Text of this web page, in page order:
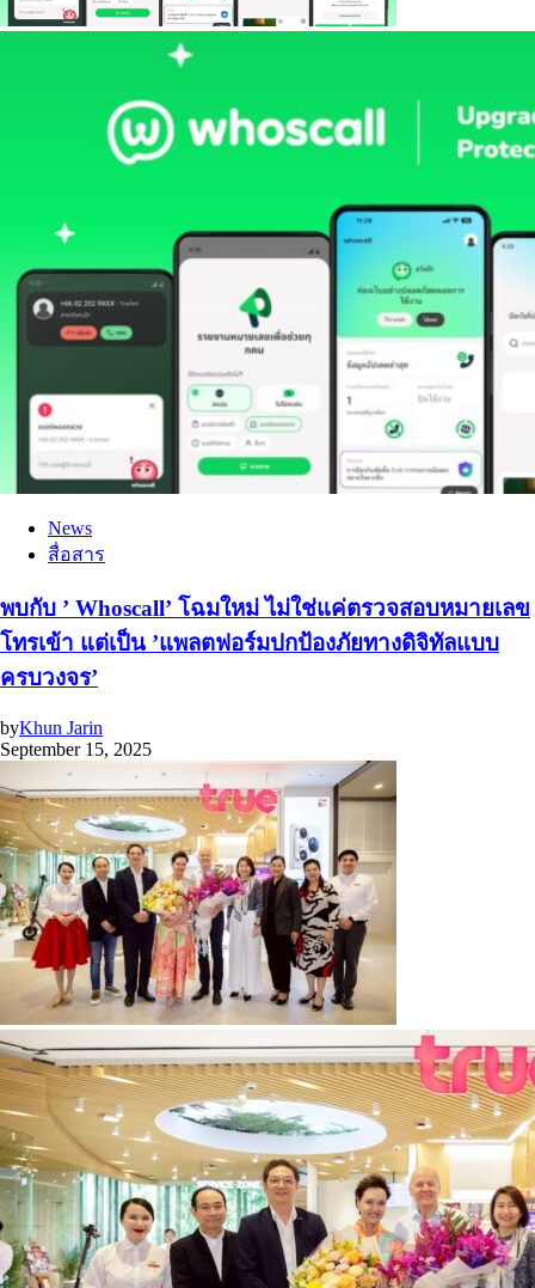
News
สื่อสาร
พบกับ ’ Whoscall’ โฉมใหม่ ไม่ใช่แค่ตรวจสอบหมายเลข
โทรเข้า แต่เป็น ’แพลตฟอร์มปกป้องภัยทางดิจิทัลแบบ
ครบวงจร’
byKhun Jarin
September 15, 2025